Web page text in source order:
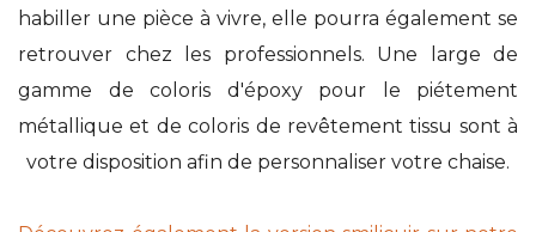
habiller une pièce à vivre, elle pourra également se
retrouver chez les professionnels. Une large de
gamme de coloris d'époxy pour le piétement
métallique et de coloris de revêtement tissu sont à
votre disposition afin de personnaliser votre chaise.